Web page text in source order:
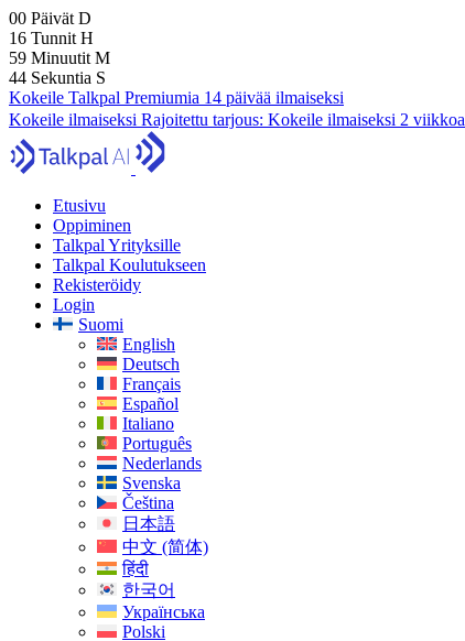
00 Päivät D
16 Tunnit H
59 Minuutit M
43 Sekuntia S
Kokeile Talkpal Premiumia 14 päivää ilmaiseksi
Kokeile ilmaiseksi Rajoitettu tarjous: Kokeile ilmaiseksi 2 viikkoa
Etusivu
Oppiminen
Talkpal Yrityksille
Talkpal Koulutukseen
Rekisteröidy
Login
Suomi
English
Deutsch
Français
Español
Italiano
Português
Nederlands
Svenska
Čeština
日本語
中文 (简体)
हिंदी
한국어
Українська
Polski